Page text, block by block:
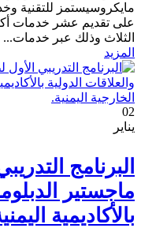
مايكروسيستمز للتقنية
على تقديم عشر خدمات
الثلاث وذلك عبر خدمات...
المزيد
02
يناير
البرنامج
ماجستير
بالأكاديمية